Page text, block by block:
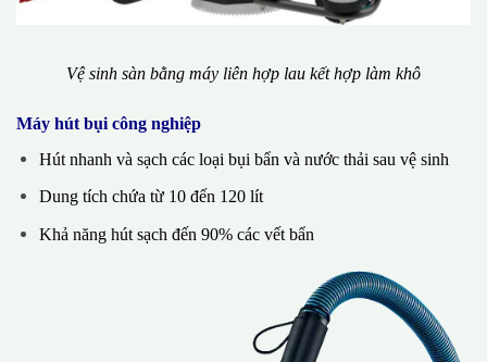
Vệ sinh sàn bằng máy liên hợp lau kết hợp làm khô
Máy hút bụi công nghiệp
Hút nhanh và sạch các loại bụi bẩn và nước thải sau vệ sinh
Dung tích chứa từ 10 đến 120 lít
Khả năng hút sạch đến 90% các vết bẩn